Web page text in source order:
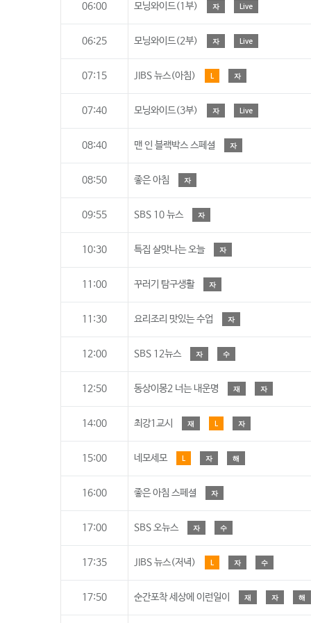
06:00 모닝와이드(1부) 자 Live
06:25 모닝와이드(2부) 자 Live
07:15 JIBS 뉴스(아침) L 자
07:40 모닝와이드(3부) 자 Live
08:40 맨 인 블랙박스 스페셜 자
08:50 좋은 아침 자
09:55 SBS 10 뉴스 자
10:30 특집 살맛나는 오늘 자
11:00 꾸러기 탐구생활 자
11:30 요리조리 맛있는 수업 자
12:00 SBS 12뉴스 자 수
12:50 동상이몽2 너는 내운명 재 자
14:00 최강1교시 재 L 자
15:00 네모세모 L 자 해
16:00 좋은 아침 스페셜 자
17:00 SBS 오뉴스 자 수
17:35 JIBS 뉴스(저녁) L 자 수
17:50 순간포착 세상에 이런일이 재 자 해